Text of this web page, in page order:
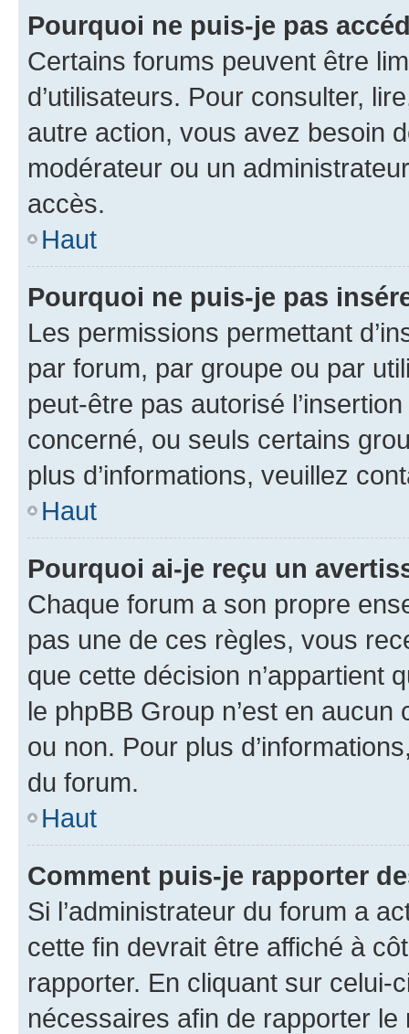
Pourquoi ne puis-je pas
Certains forums peuvent être
d’utilisateurs. Pour consulter,
autre action, vous avez besoin
modérateur ou un
accès.
Haut
Pourquoi ne puis-je pas
Les permissions permettant
par forum, par groupe ou par
peut-être pas autorisé
concerné, ou seuls certains
plus d’informations, veuillez
Haut
Pourquoi ai-je reçu un
Chaque forum a son propre
pas une de ces règles, vous
que cette décision n’appartient
le phpBB Group n’est en
ou non. Pour plus
du forum.
Haut
Comment puis-je rapporter
Si l’administrateur du forum a
cette fin devrait être affiché à
rapporter. En cliquant sur
nécessaires afin de rapporter le